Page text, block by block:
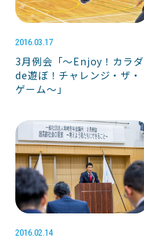
2016.03.17
3月例会「～Enjoy！カラダ
de遊ぼ！チャレンジ・ザ・
ゲーム～」
2016.02.14